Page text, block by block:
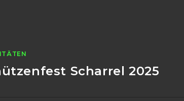
Scharrel 2025